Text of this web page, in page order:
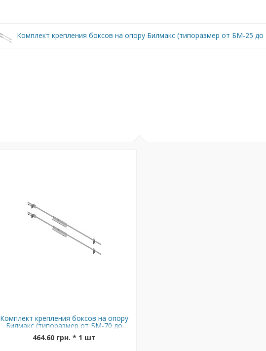
Комплект крепления боксов на опору Билмакс (типоразмер от БМ-25
Комплект крепления боксов на опору
Билмакс (типоразмер от БМ-70 до
БМ-126)
464.60 грн. * 1 шт